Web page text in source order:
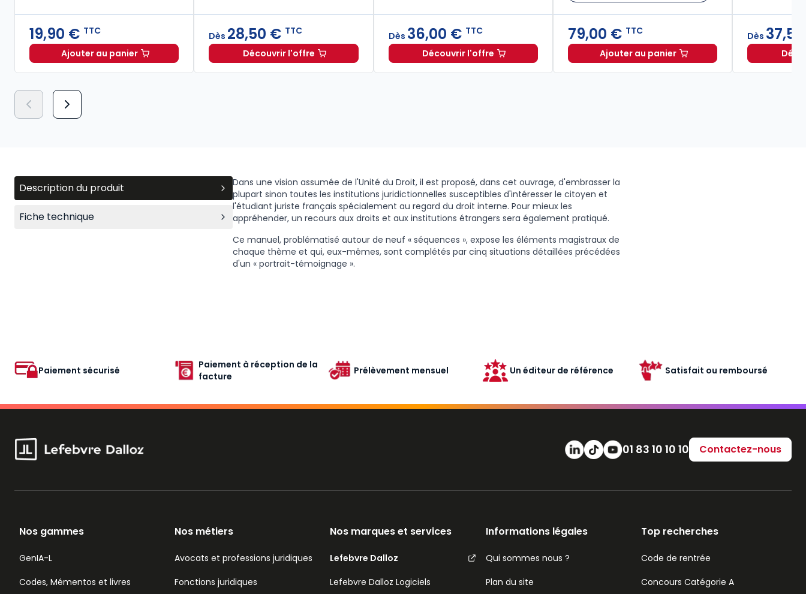
19,90 € TTC
Ajouter au panierLexique des termes juridiques 2026-2027. 34e éd. à 19,90 € TTC
Dès 28,50 € TTC
Découvrir l'offreNotaire. 5e éd. à partir de 28,50 €TTC
Dès 36,00 € TTC
Découvrir l'offrePetit traité d'argumentation judiciaire et de plaidoirie 2026/2027. 11e éd. à
79,00 € TTC
Ajouter au panierCode de la cybersécurité 2026,
Dès
Description du produit
Fiche technique
Dans une vision assumée de l'Unité du Droit, il est proposé, dans cet ouvrage, d'embrasser la
plupart sinon toutes les institutions juridictionnelles susceptibles d'intéresser le citoyen et
l'étudiant juriste français spécialement au regard du droit interne. Pour mieux les
appréhender, un recours aux droits et aux institutions étrangers sera également pratiqué.
Ce manuel, problématisé autour de neuf « séquences », expose les éléments magistraux de
chaque thème et qui, eux-mêmes, sont complétés par cinq situations détaillées précédées
d'un « portrait-témoignage ».
Paiement sécurisé
Paiement à réception de la
facture
Prélèvement mensuel Un éditeur de référence Satisfait ou remboursé
Numéro de téléphone
01 83 10 10 10 Contactez-nous
Nos gammes
GenIA-L
Codes, Mémentos et livres
Nos métiers
Avocats et professions juridiques
Fonctions juridiques
Nos marques et services
Lefebvre Dalloz
Lefebvre Dalloz Logiciels
Informations légales
Qui sommes nous ?
Plan du site
Top recherches
Code de rentrée
Concours Catégorie A